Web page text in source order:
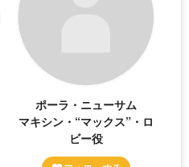
ポーラ・ニューサム
マキシン・“マックス”・ロ
ビー役